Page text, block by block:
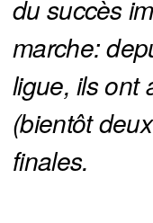
du succès
marche:
ligue, ils ont
(bientôt
finales.